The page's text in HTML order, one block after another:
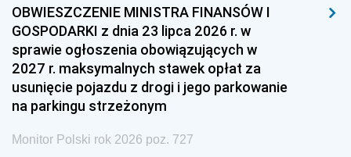
OBWIESZCZENIE MINISTRA FINANSÓW I
GOSPODARKI z dnia 23 lipca 2026 r. w
sprawie ogłoszenia obowiązujących w
2027 r. maksymalnych stawek opłat za
usunięcie pojazdu z drogi i jego parkowanie
na parkingu strzeżonym
Monitor Polski rok 2026 poz. 727